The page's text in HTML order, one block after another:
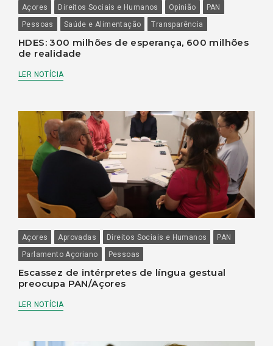
Açores Direitos Sociais e Humanos Opinião
PAN
Pessoas
Saúde e Alimentação Transparência
HDES: 300 milhões de esperança, 600 milhões
de realidade
LER NOTÍCIA
Açores Aprovadas Direitos Sociais e Humanos
PAN
Parlamento Açoriano
Pessoas
Escassez de intérpretes de língua gestual
preocupa PAN/Açores
LER NOTÍCIA